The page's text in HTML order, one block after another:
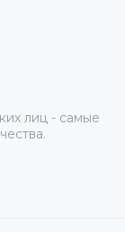
лиц - самые